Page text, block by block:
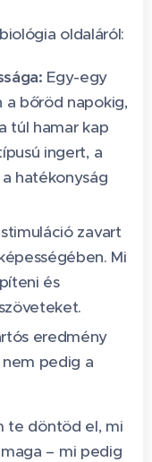
oldaláról:
Egy-egy
a bőröd napokig,
túl hamar kap
ingert, a
hatékonyság
zavart
Mi
és
eredmény
pedig a
te döntöd el, mi
– mi pedig